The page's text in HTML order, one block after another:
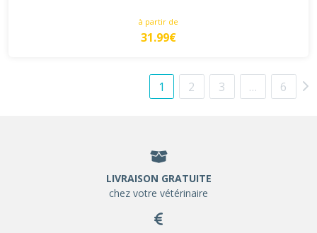
à partir de
31.99€
1 2 3 … 6
LIVRAISON GRATUITE
chez votre vétérinaire